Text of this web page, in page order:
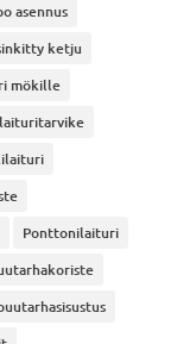
asennus
ketju
mökille
laituritarvike
Ponttonilaituri